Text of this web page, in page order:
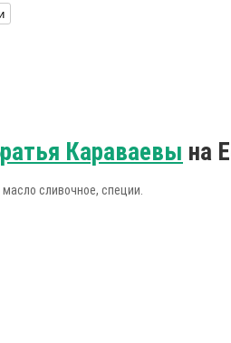
Караваевы на
сливочное, специи.